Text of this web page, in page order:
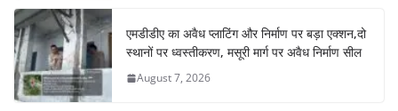
एमडीडीए का अवैध प्लाटिंग और निर्माण पर बड़ा एक्शन,दो
स्थानों पर ध्वस्तीकरण, मसूरी मार्ग पर अवैध निर्माण सील
August 7, 2026